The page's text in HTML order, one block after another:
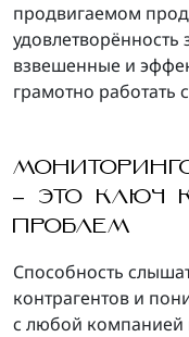
продвигаемом
взвешенные и
грамотно работать с
– ЭТО КЛЮЧ
ПРОБЛЕМ
Способность
контрагентов и
с любой компанией